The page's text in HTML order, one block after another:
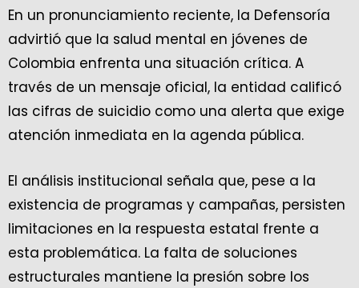
En un pronunciamiento reciente, la Defensoría
advirtió que la salud mental en jóvenes de
Colombia enfrenta una situación crítica. A
través de un mensaje oficial, la entidad calificó
las cifras de suicidio como una alerta que exige
atención inmediata en la agenda pública.
El análisis institucional señala que, pese a la
existencia de programas y campañas, persisten
limitaciones en la respuesta estatal frente a
esta problemática. La falta de soluciones
estructurales mantiene la presión sobre los